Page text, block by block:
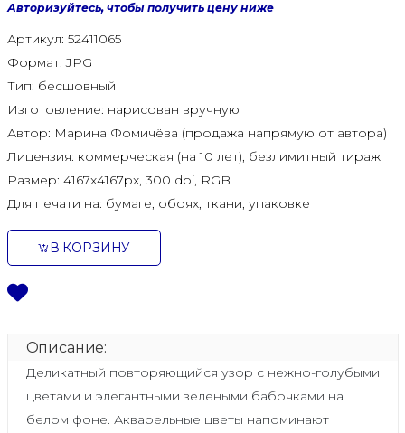
Авторизуйтесь, чтобы получить цену ниже
Артикул: 52411065
Формат:JPG
Тип: бесшовный
Изготовление: нарисован вручную
Автор: Марина Фомичёва (продажа напрямую от автора)
Лицензия: коммерческая (на 10 лет), безлимитный тираж
Размер: 4167x4167px, 300 dpi, RGB
Для печати на: бумаге, обоях, ткани, упаковке
В КОРЗИНУ
Описание:
Деликатный повторяющийся узор с нежно-голубыми
цветами и элегантными зелеными бабочками на
белом фоне. Акварельные цветы напоминают